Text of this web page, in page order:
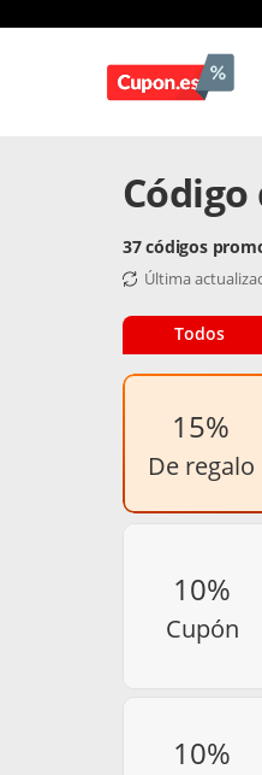
Código
37 códigos
Última
Todos
15%
de regalo
10%
cupón
10%